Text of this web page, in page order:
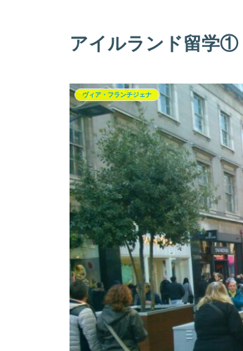
アイルランド留学①
ヴィア・フランチジェナ